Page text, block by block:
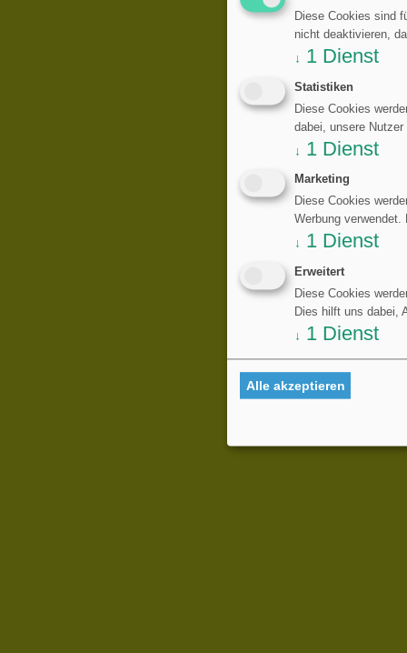
Diese Cookies sind
nicht deaktivieren,
↓ 1 Dienst
Statistiken
Diese Cookies
dabei, unsere
↓ 1 Dienst
Marketing
Diese Cookies
Werbung
↓ 1 Dienst
Erweitert
Diese Cookies
Dies hilft uns dabei,
↓ 1 Dienst
Alle akzeptieren